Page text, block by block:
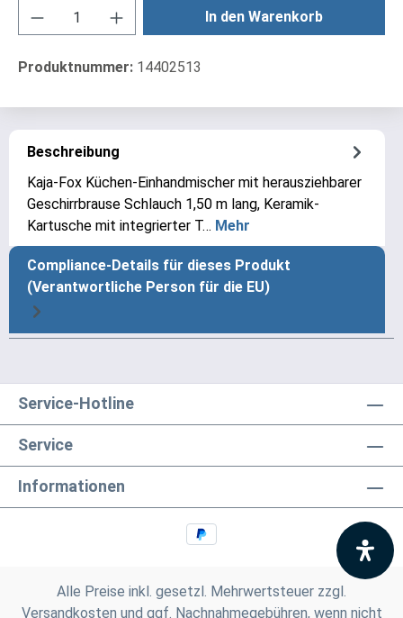
Produkt Anzahl: Gib den gewünschten
In den Warenkorb
Produktnummer: 14402513
Beschreibung
Kaja-Fox Küchen-Einhandmischer mit herausziehbarer
Geschirrbrause Schlauch 1,50 m lang, Keramik-
Kartusche mit integrierter T… Mehr
Compliance-Details für dieses Produkt
(Verantwortliche Person für die EU)
Service-Hotline
Service
Informationen
Alle Preise inkl. gesetzl. Mehrwertsteuer zzgl.
Versandkosten und ggf. Nachnahmegebühren, wenn nicht